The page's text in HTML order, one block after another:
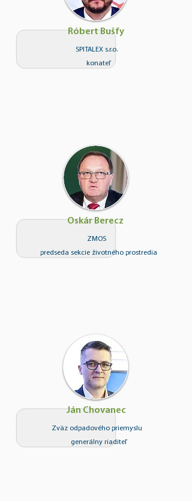
Róbert Bušfy
SPITALEX s.r.o.
konateľ
Oskár Berecz
ZMOS
predseda sekcie životného prostredia
Ján Chovanec
Zväz odpadového priemyslu
generálny riaditeľ